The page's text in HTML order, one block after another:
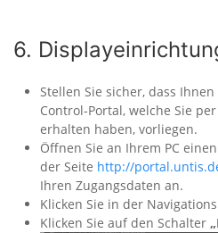
6.
Stellen Sie sicher, dass
Control-Portal, welche Sie
erhalten haben, vorliegen.
Öffnen Sie an Ihrem PC
der Seite http://
Ihren Zugangsdaten an.
Klicken Sie in der
Klicken Sie auf den Schalter